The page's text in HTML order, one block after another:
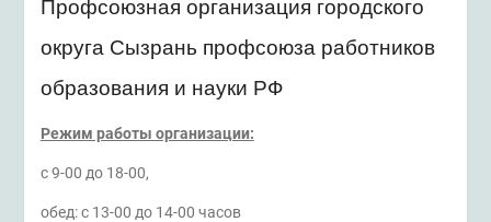
Профсоюзная организация городского
округа Сызрань профсоюза работников
образования и науки РФ
Режим работы организации:
с 9-00 до 18-00,
обед: с 13-00 до 14-00 часов